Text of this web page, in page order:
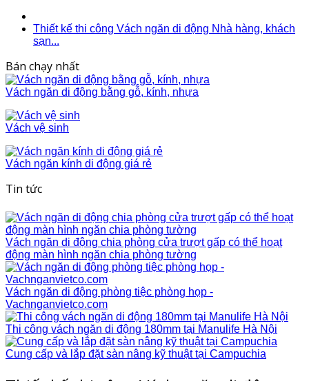
Thiết kế thi công Vách ngăn di động Nhà hàng, khách
sạn...
Bán chạy nhất
Vách ngăn di động bằng gỗ, kính, nhựa
Vách vệ sinh
Vách ngăn kính di động giá rẻ
Tin tức
Vách ngăn di động chia phòng cửa trượt gấp có thể hoạt
động màn hình ngăn chia phòng tường
Vách ngăn di động phòng tiệc phòng họp -
Vachnganvietco.com
Thi công vách ngăn di động 180mm tại Manulife Hà Nội
Cung cấp và lắp đặt sàn nâng kỹ thuật tại Campuchia